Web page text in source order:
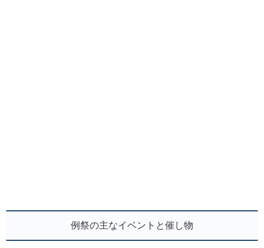
例祭の主なイベントと催し物